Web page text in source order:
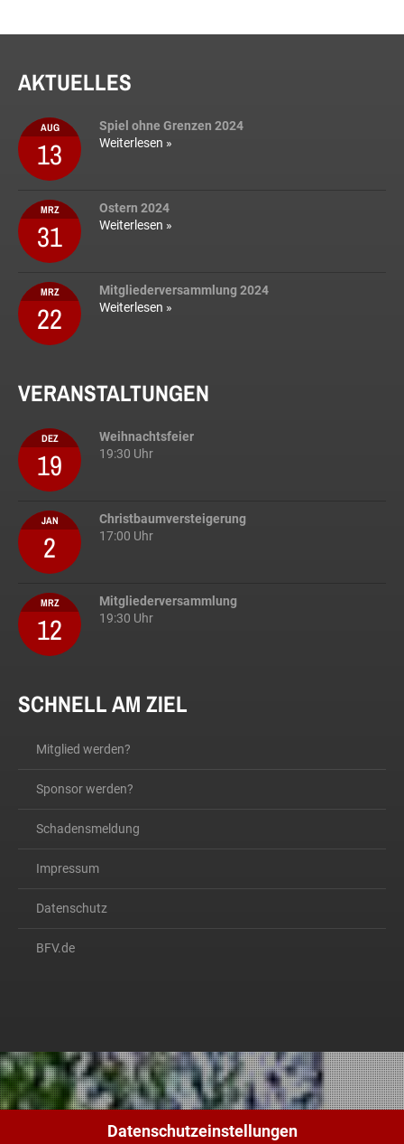
Datenschutzeinstellungen
AKTUELLES
AUG
13
Spiel ohne Grenzen 2024
Weiterlesen »
MRZ
31
Ostern 2024
Weiterlesen »
MRZ
22
Mitgliederversammlung 2024
Weiterlesen »
VERANSTALTUNGEN
DEZ
19
Weihnachtsfeier
19:30 Uhr
JAN
2
Christbaumversteigerung
17:00 Uhr
MRZ
12
Mitgliederversammlung
19:30 Uhr
SCHNELL AM ZIEL
Mitglied werden?
Sponsor werden?
Schadensmeldung
Impressum
Datenschutz
BFV.de